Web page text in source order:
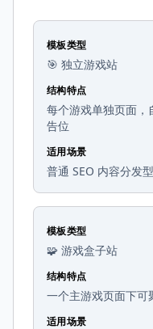
模板类型
🎯 独立游戏站
结构特点
每个游戏单独页面，
告位
适用场景
普通 SEO 内容分发
模板类型
🧩 游戏盒子站
结构特点
一个主游戏页面下可
适用场景